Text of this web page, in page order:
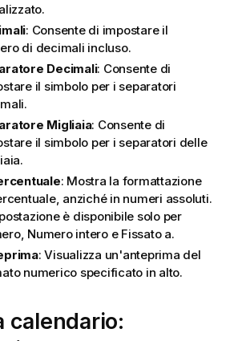
: Consente di impostare il
di decimali incluso.
Decimali: Consente di
il simbolo per i separatori
Migliaia: Consente di
il simbolo per i separatori delle
: Mostra la formattazione
anziché in numeri assoluti.
è disponibile solo per
, Numero interoe Fissato a.
: Visualizza un'anteprima del
numerico specificato in alto.
calendario: